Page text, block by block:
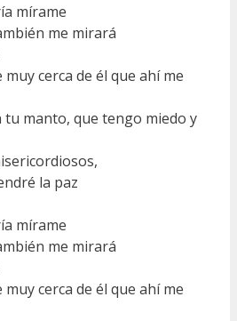
mírame
me mirará
cerca de él que ahí me
tu manto, que tengo miedo y
la paz
mírame
me mirará
cerca de él que ahí me